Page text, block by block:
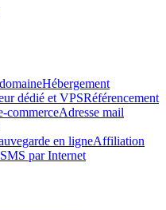
Hébergement
dédié et VPSRéférencement
commerceAdresse mail
en ligneAffiliation
par Internet